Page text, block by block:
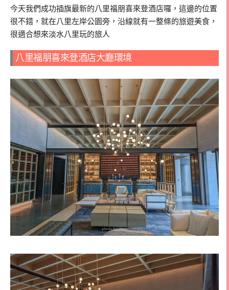
今天我們成功插旗最新的八里福朋喜來登酒店囉，這邊的位置
很不錯，就在八里左岸公園旁，沿線就有一整條的旅遊美食，
很適合想來淡水八里玩的旅人
八里福朋喜來登酒店大廳環境